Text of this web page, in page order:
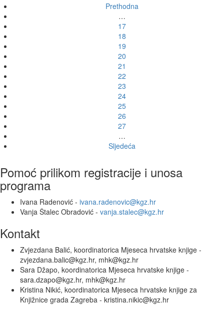
Prethodna
…
17
18
19
20
21
22
23
24
25
26
27
…
Sljedeća
Pomoć prilikom registracije i unosa
programa
Ivana Radenović - ivana.radenovic@kgz.hr
Vanja Štalec Obradović - vanja.stalec@kgz.hr
Kontakt
Zvjezdana Balić, koordinatorica Mjeseca hrvatske knjige -
zvjezdana.balic@kgz.hr, mhk@kgz.hr
Sara Džapo, koordinatorica Mjeseca hrvatske knjige -
sara.dzapo@kgz.hr, mhk@kgz.hr
Kristina Nikić, koordinatorica Mjeseca hrvatske knjige za
Knjižnice grada Zagreba - kristina.nikic@kgz.hr